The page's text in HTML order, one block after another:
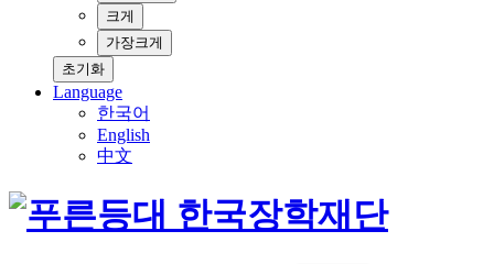
크게
가장크게
초기화
Language
한국어
English
中文